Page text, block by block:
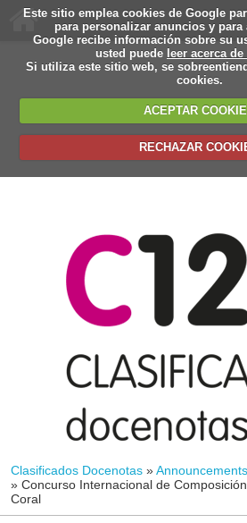
Este sitio emplea cookies de Google
para personalizar anuncios y
Google recibe información sobre su
usted puede leer acerca
Si utiliza este sitio web, se
cookies.
ACEPTAR
RECHAZAR
Clasificados Docenotas »
» Concurso Internacional de
Coral